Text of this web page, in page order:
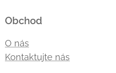
Obchod
O nás
Kontaktujte nás